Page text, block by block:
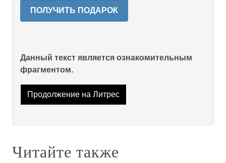
ПОЛУЧИТЬ ПОДАРОК
Данный текст является ознакомительным
фрагментом.
Продолжение на Литрес
Читайте также